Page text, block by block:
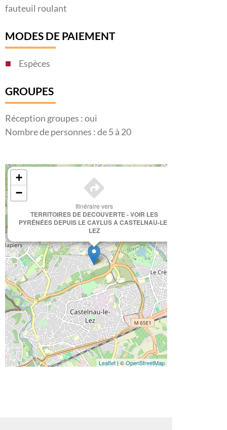
fauteuil roulant
MODES DE PAIEMENT
Espèces
GROUPES
Réception groupes : oui
Nombre de personnes : de 5 à 20
Itinéraire vers
TERRITOIRES DE DECOUVERTE - VOIR LES
PYRÉNÉES DEPUIS LE CAYLUS A CASTELNAU-LE-
LEZ
+
−
Leaflet| ©OpenStreetMap